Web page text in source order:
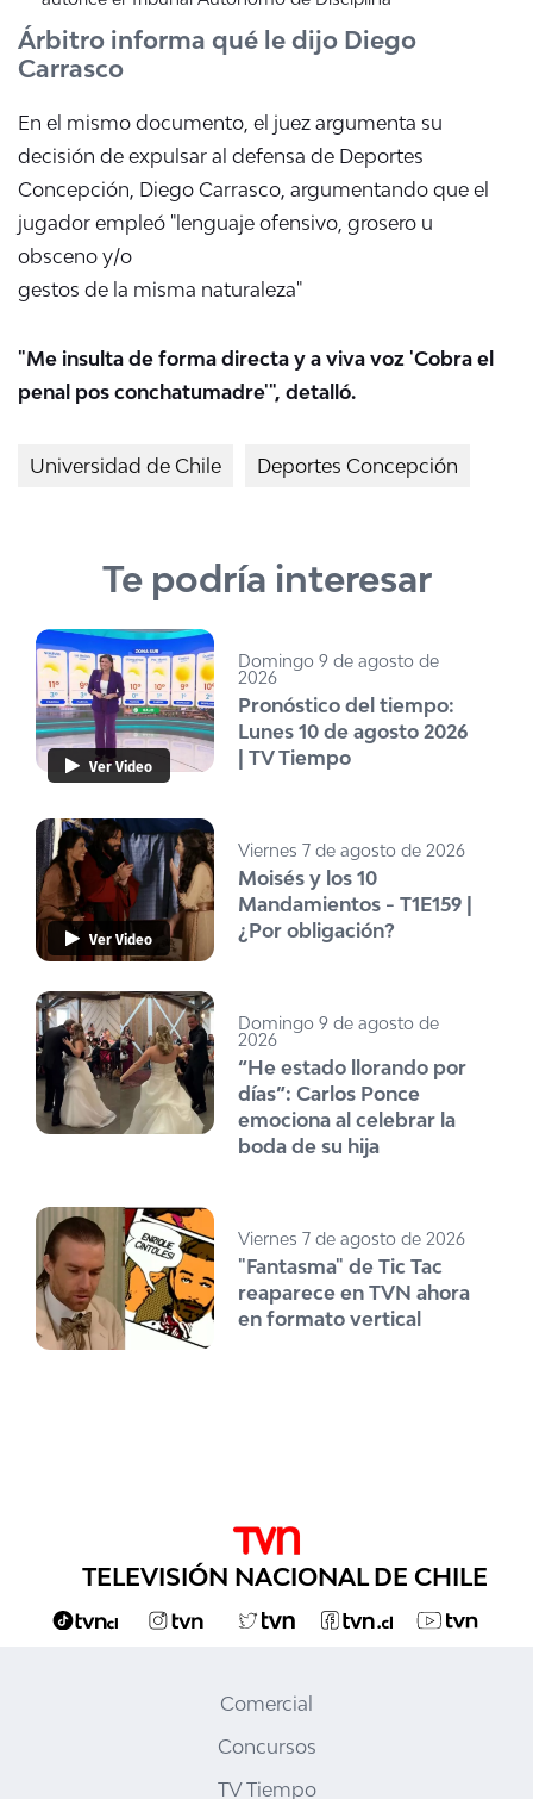
Árbitro informa qué le dijo Diego
Carrasco
En el mismo documento, el juez argumenta su
decisión de expulsar al defensa de Deportes
Concepción, Diego Carrasco, argumentando que el
jugador empleó "lenguaje ofensivo, grosero u
obsceno y/o
gestos de la misma naturaleza"
"Me insulta de forma directa y a viva voz 'Cobra el
penal pos conchatumadre'", detalló.
Universidad de Chile Deportes Concepción
Te podría interesar
Ver Video
Domingo 9 de agosto de
2026
Pronóstico del tiempo:
Lunes 10 de agosto 2026
| TV Tiempo
Ver Video
Viernes 7 de agosto de 2026
Moisés y los 10
Mandamientos - T1E159 |
¿Por obligación?
Domingo 9 de agosto de
2026
“He estado llorando por
días”: Carlos Ponce
emociona al celebrar la
boda de su hija
Viernes 7 de agosto de 2026
"Fantasma" de Tic Tac
reaparece en TVN ahora
en formato vertical
TELEVISIÓN NACIONAL DE CHILE
Comercial
Concursos
TV Tiempo